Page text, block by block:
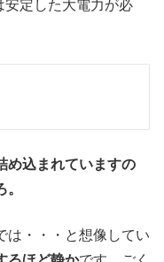
定した大電力が必
め込まれていますの
は・・・と想像してい